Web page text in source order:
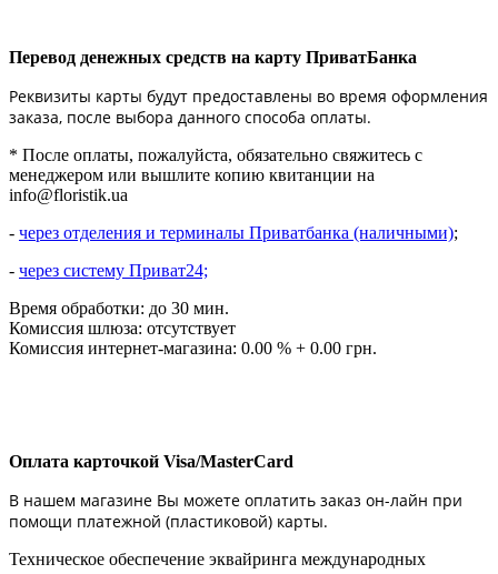
Перевод денежных средств на карту ПриватБанка
Реквизиты карты будут предоставлены во время оформления
заказа, после выбора данного способа оплаты.
* После оплаты, пожалуйста, обязательно свяжитесь с
менеджером или вышлите копию квитанции на
info@floristik.ua
- через отделения и терминалы Приватбанка (наличными);
- через систему Приват24;
Время обработки: до 30 мин.
Комиссия шлюза: отсутствует
Комиссия интернет-магазина: 0.00 % + 0.00 грн.
Оплата карточкой Visa/MasterCard
В нашем магазине Вы можете оплатить заказ он-лайн при
помощи платежной (пластиковой) карты.
Техническое обеспечение эквайринга международных